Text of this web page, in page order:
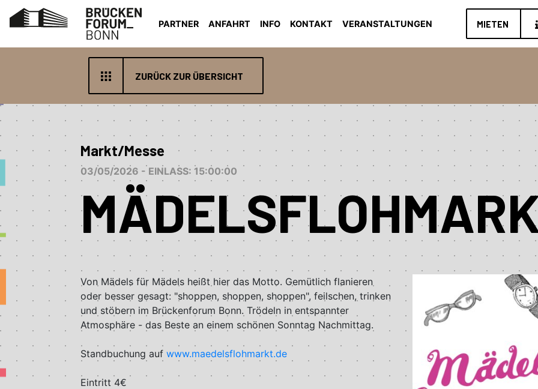
PARTNER ANFAHRT INFO KONTAKT VERANSTALTUNGEN MIETEN
ZURÜCK ZUR ÜBERSICHT
Markt/Messe
03/05/2026 - EINLASS: 15:00:00
Von Mädels für Mädels heißt hier das Motto. Gemütlich flanieren
oder besser gesagt: "shoppen, shoppen, shoppen", feilschen, trinken
und stöbern im Brückenforum Bonn. Trödeln in entspannter
Atmosphäre - das Beste an einem schönen Sonntag Nachmittag.
Standbuchung aufwww.maedelsflohmarkt.de
Eintritt 4€